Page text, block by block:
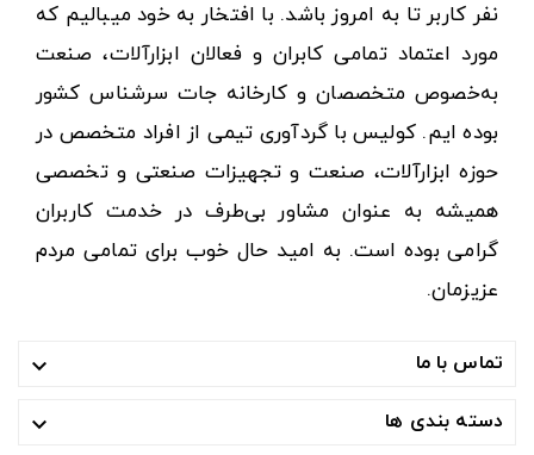
نفر کاربر تا به امروز باشد. با افتخار به خود میبالیم که
مورد اعتماد تمامی کابران و فعالان ابزارآلات، صنعت
به‌خصوص متخصصان و کارخانه جات سرشناس کشور
بوده ایم. کولیس با گردآوری تیمی از افراد متخصص در
حوزه ابزارآلات، صنعت و تجهیزات صنعتی و تخصصی
همیشه به عنوان مشاور بی‌طرف در خدمت کاربران
گرامی بوده است. به امید حال خوب برای تمامی مردم
عزیزمان.
تماس با ما 
دسته بندی ها 